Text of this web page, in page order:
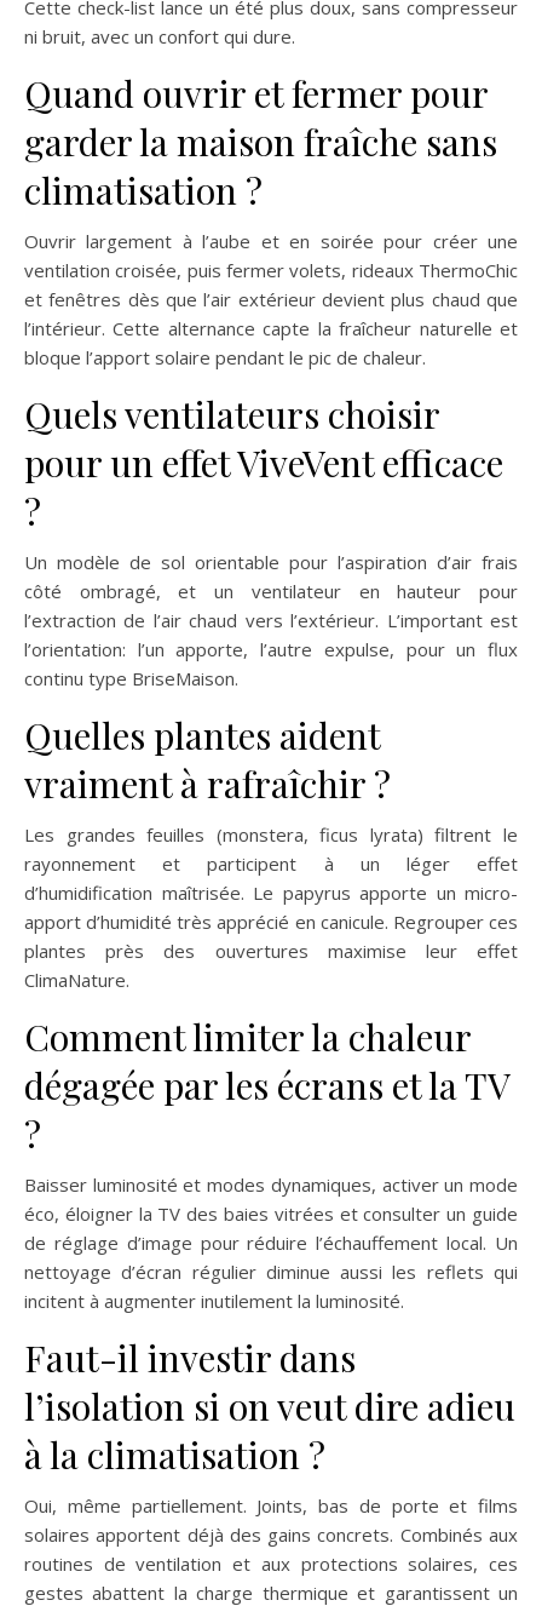
Cette check-list lance un été plus doux, sans compresseur
ni bruit, avec un confort qui dure.
Quand ouvrir et fermer pour
garder la maison fraîche sans
climatisation ?
Ouvrir largement à l’aube et en soirée pour créer une
ventilation croisée, puis fermer volets, rideaux ThermoChic
et fenêtres dès que l’air extérieur devient plus chaud que
l’intérieur. Cette alternance capte la fraîcheur naturelle et
bloque l’apport solaire pendant le pic de chaleur.
Quels ventilateurs choisir
pour un effet ViveVent efficace
?
Un modèle de sol orientable pour l’aspiration d’air frais
côté ombragé, et un ventilateur en hauteur pour
l’extraction de l’air chaud vers l’extérieur. L’important est
l’orientation: l’un apporte, l’autre expulse, pour un flux
continu type BriseMaison.
Quelles plantes aident
vraiment à rafraîchir ?
Les grandes feuilles (monstera, ficus lyrata) filtrent le
rayonnement et participent à un léger effet
d’humidification maîtrisée. Le papyrus apporte un micro-
apport d’humidité très apprécié en canicule. Regrouper ces
plantes près des ouvertures maximise leur effet
ClimaNature.
Comment limiter la chaleur
dégagée par les écrans et la TV
?
Baisser luminosité et modes dynamiques, activer un mode
éco, éloigner la TV des baies vitrées et consulter un guide
de réglage d’image pour réduire l’échauffement local. Un
nettoyage d’écran régulier diminue aussi les reflets qui
incitent à augmenter inutilement la luminosité.
Faut-il investir dans
l’isolation si on veut dire adieu
à la climatisation ?
Oui, même partiellement. Joints, bas de porte et films
solaires apportent déjà des gains concrets. Combinés aux
routines de ventilation et aux protections solaires, ces
gestes abattent la charge thermique et garantissent un